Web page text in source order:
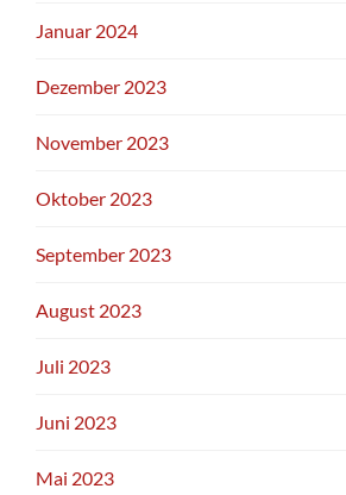
Januar 2024
Dezember 2023
November 2023
Oktober 2023
September 2023
August 2023
Juli 2023
Juni 2023
Mai 2023